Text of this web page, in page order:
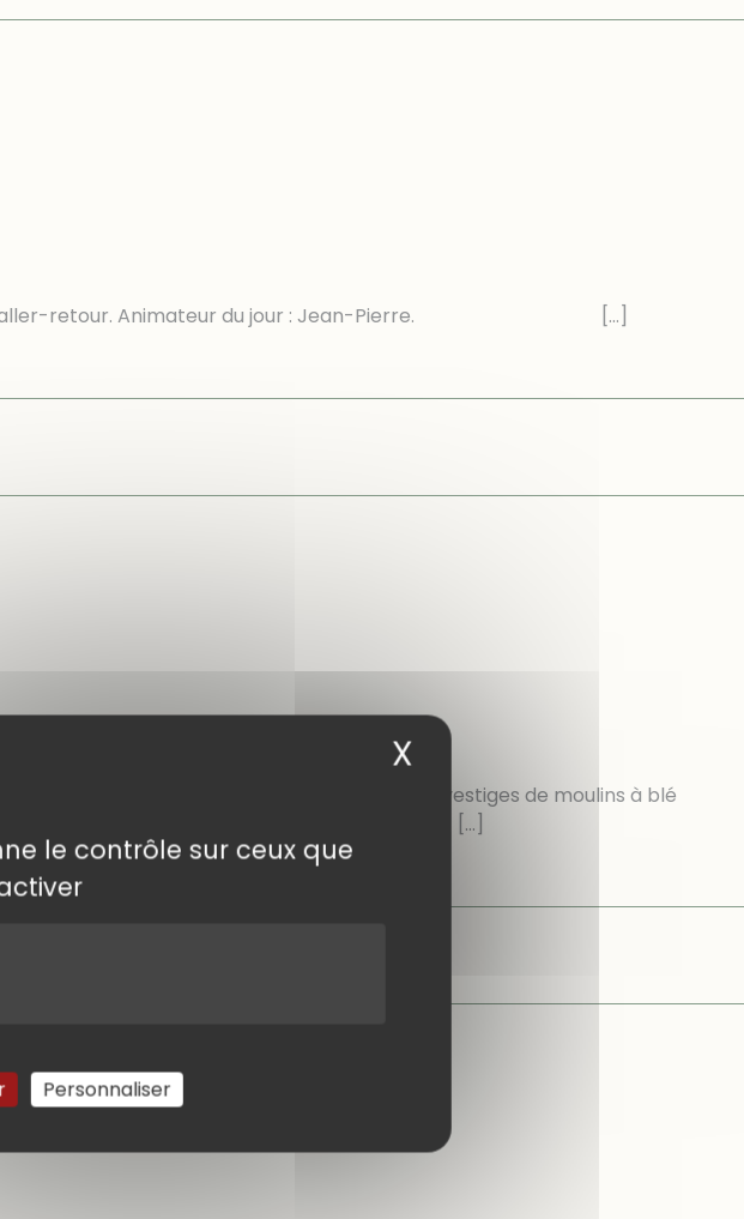
le contrôle sur ceux que
Personnaliser
X
pour un aller-retour. Animateur du jour : Jean-Pierre.
[…]
qui nous permet de découvrir de nombreux vestiges de moulins à blé
petits passages où nous devons nous
[…]